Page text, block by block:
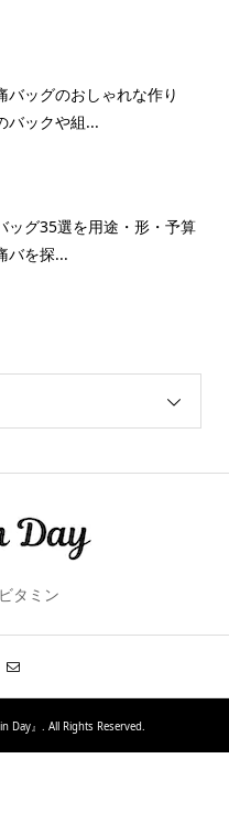
バッグのおしゃれな作り
バックや組...
ッグ35選を用途・形・予算
バを探...
タミン
Day』. All Rights Reserved.